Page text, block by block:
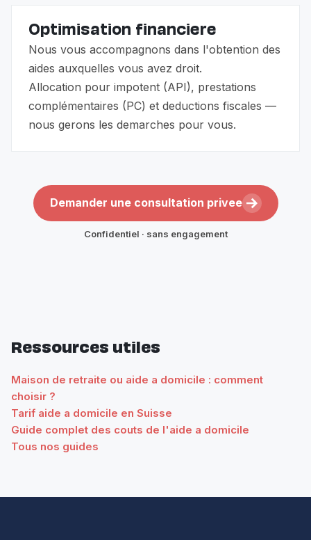
Optimisation financiere
Nous vous accompagnons dans l'obtention des
aides auxquelles vous avez droit.
Allocation pour impotent (API), prestations
complémentaires (PC) et deductions fiscales —
nous gerons les demarches pour vous.
Demander une consultation privee
Confidentiel · sans engagement
Ressources utiles
Maison de retraite ou aide a domicile : comment
choisir ?
Tarif aide a domicile en Suisse
Guide complet des couts de l'aide a domicile
Tous nos guides